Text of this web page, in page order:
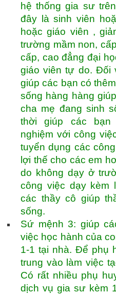
hệ thống gia sư
đây là sinh viên
hoặc giáo viên ,
trường mầm non,
cấp, cao đẳng đại
giáo viên tự do. Đối
giúp các bạn có
sống hàng hàng
cha mẹ đang sinh
thời giúp các
nghiệm với công
tuyển dụng các
lợi thế cho các em
do không dạy ở
công việc dạy kèm
các thầy cô giúp
sống.
Sứ mệnh 3: giúp
việc học hành của
1-1 tại nhà. Để phụ
trung vào làm việc
Có rất nhiều phụ
dịch vụ gia sư kèm